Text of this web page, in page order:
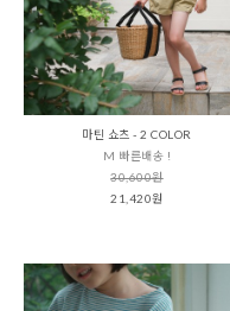
마틴 쇼츠 - 2 COLOR
M 빠른배송 !
30,600원
21,420원